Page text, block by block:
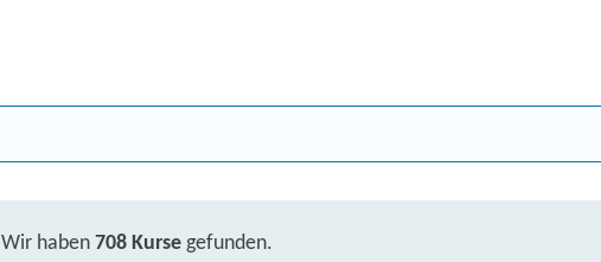
Wir haben 708 Kurse gefunden.